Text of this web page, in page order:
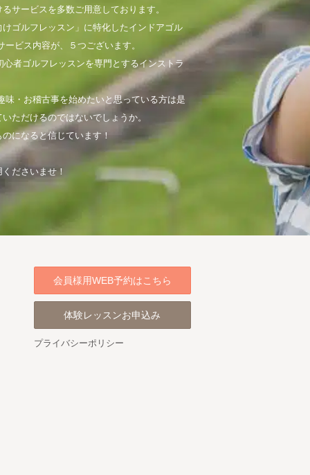
サービスを多数ご用意しております。
ゴルフレッスン」に特化したインドアゴル
ビス内容が、５つございます。
者ゴルフレッスンを専門とするインストラ
・お稽古事を始めたいと思っている方は是
ただけるのではないでしょうか。
になると信じています！
ださいませ！
会員様用WEB予約はこちら
体験レッスンお申込み
プライバシーポリシー